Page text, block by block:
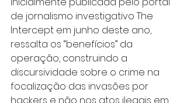
de jornalismo investigativo The
Intercept em junho deste ano,
ressalta os “benefícios” da
operação, construindo a
discursividade sobre o crime na
focalização das invasões por